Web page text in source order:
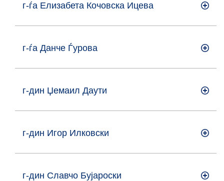
г-ѓа Елизабета Кочовска Ицева
г-ѓа Данче Ѓурова
г-дин Џемаил Даути
г-дин Игор Илковски
г-дин Славчо Бујароски